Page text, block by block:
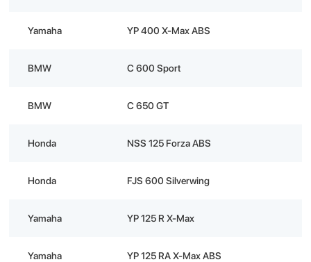
Yamaha YP 400 X-Max ABS
BMW C 600 Sport
BMW C 650 GT
Honda NSS 125 Forza ABS
Honda FJS 600 Silverwing
Yamaha YP 125 R X-Max
Yamaha YP 125 RA X-Max ABS